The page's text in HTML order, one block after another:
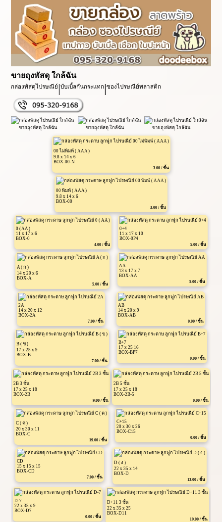
ขายถุงพัสดุ ใกล้ฉัน
กล่องพัสดุไปรษณีย์|บับเบิ้ลกันกระแทก|ซองไปรษณีย์พลาสติก
00 ไม่พิมพ์ ( AAA )
9.8 x 14 x 6
BOX-00-N
3.00 / ชิ้น
00 พิมพ์ ( AAA )
9.8 x 14 x 6
BOX-00
3.00 / ชิ้น
0 ( AA )
11 x 17 x 6
BOX-0
4.00 / ชิ้น
0+4
11 x 17 x 10
BOX-0P4
5.00 / ชิ้น
A ( ก )
14 x 20 x 6
BOX-A
5.00 / ชิ้น
AA
13 x 17 x 7
BOX-AA
5.00 / ชิ้น
2A
14 x 20 x 12
BOX-2A
7.00 / ชิ้น
AB
14 x 20 x 9
BOX-AB
0.00 / ชิ้น
B ( ข )
17 x 25 x 9
BOX-B
7.00 / ชิ้น
B+7
17 x 25 16
BOX-BP7
0.00 / ชิ้น
2B 3 ชั้น
17 x 25 x 18
BOX-2B
9.00 / ชิ้น
2B 5 ชั้น
17 x 25 x 18
BOX-2B-5
0.00 / ชิ้น
C ( ค )
20 x 30 x 11
BOX-C
19.00 / ชิ้น
C+15
20 x 30 x 26
BOX-C15
0.00 / ชิ้น
CD
15 x 15 x 15
BOX-CD
7.00 / ชิ้น
D ( ง )
22 x 35 x 14
BOX-D
13.00 / ชิ้น
D-7
22 x 35 x 9
BOX-D7
0.00 / ชิ้น
D+11 3 ชั้น
22 x 35 x 25
BOX-D11
19.00 / ชิ้น